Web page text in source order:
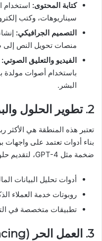
كتابة المحتوى: استخدام
سيناريوهات، وكتب
التصميم الجرافيكي:
منصات تحويل النص إلى
الفيديو والتعليق الصوتي:
باستخدام أصوات مولدة
البشر.
2. تطوير الحلول والبرمجيات (SaaS)
تعتبر هذه المنطقة هي الأكثر
ضخمة مثل GPT-4، لتقديم حلول متخصصة مثل:
أدوات تحليل البيانات
روبوتات خدمة العملاء
تطبيقات متخصصة في